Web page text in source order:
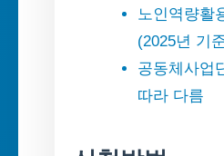
노인역량활
(2025년 기
공동체사업
따라 다름